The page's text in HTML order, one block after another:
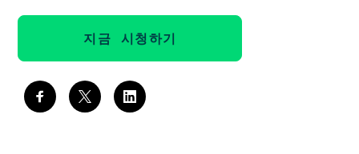
지금 시청하기